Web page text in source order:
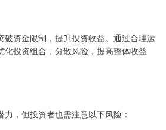
破资金限制，提升投资收益。通过合理运
化投资组合，分散风险，提高整体收益
，但投资者也需注意以下风险：